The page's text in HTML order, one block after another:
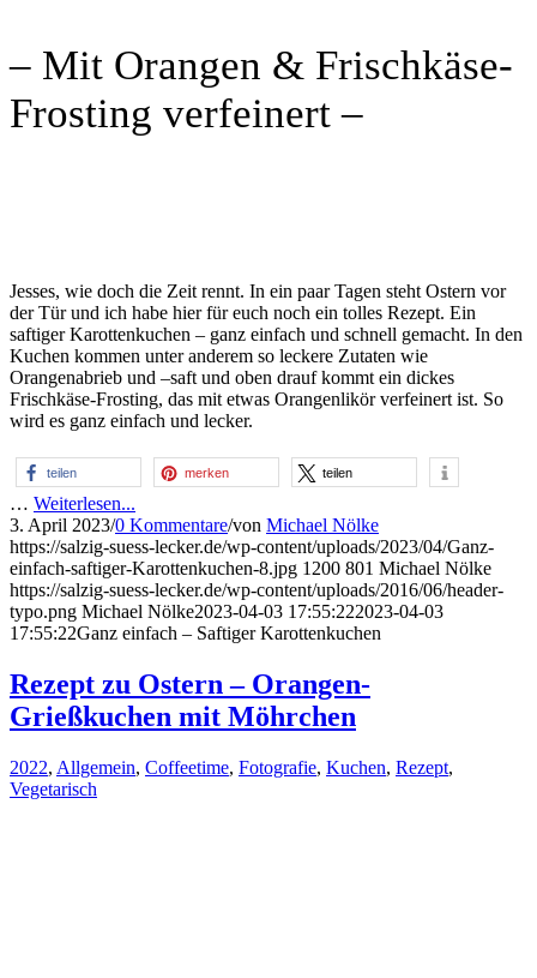
– Mit Orangen & Frischkäse-
Frosting verfeinert –
Jesses, wie doch die Zeit rennt. In ein paar Tagen steht Ostern vor
der Tür und ich habe hier für euch noch ein tolles Rezept. Ein
saftiger Karottenkuchen – ganz einfach und schnell gemacht. In den
Kuchen kommen unter anderem so leckere Zutaten wie
Orangenabrieb und –saft und oben drauf kommt ein dickes
Frischkäse-Frosting, das mit etwas Orangenlikör verfeinert ist. So
wird es ganz einfach und lecker.
teilen merken teilen
… Weiterlesen...
3. April 2023/0 Kommentare/von Michael Nölke
https://salzig-suess-lecker.de/wp-content/uploads/2023/04/Ganz-
einfach-saftiger-Karottenkuchen-8.jpg 1200 801 Michael Nölke
https://salzig-suess-lecker.de/wp-content/uploads/2016/06/header-
typo.png Michael Nölke2023-04-03 17:55:222023-04-03
17:55:22Ganz einfach – Saftiger Karottenkuchen
Rezept zu Ostern – Orangen-
Grießkuchen mit Möhrchen
2022, Allgemein, Coffeetime, Fotografie, Kuchen, Rezept,
Vegetarisch